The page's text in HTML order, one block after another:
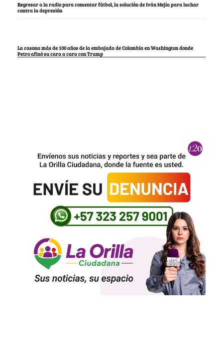
Regresar a la radio para comentar fútbol, la solución de Iván Mejía para luchar
contra la depresión
La casona más de 100 años de la embajada de Colombia en Washington donde
Petro afinó su cara a cara con Trump